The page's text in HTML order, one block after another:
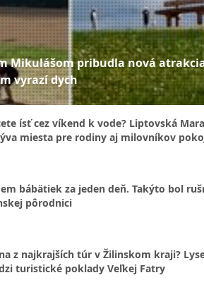
Mikulášom pribudla nová
vyrazí dych
ísť cez víkend k vode? Liptovská Mara
miesta pre rodiny aj milovníkov
bábätiek za jeden deň. Takýto bol
pôrodnici
z najkrajších túr v Žilinskom kraji?
turistické poklady Veľkej Fatry